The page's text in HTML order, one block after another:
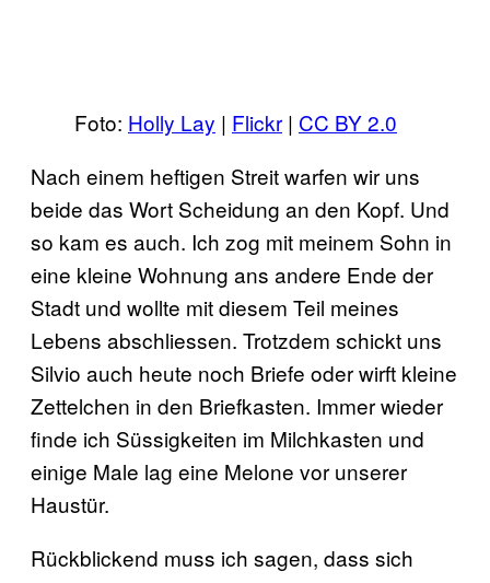
Foto: Holly Lay | Flickr | CC BY 2.0
Nach einem heftigen Streit warfen wir uns
beide das Wort Scheidung an den Kopf. Und
so kam es auch. Ich zog mit meinem Sohn in
eine kleine Wohnung ans andere Ende der
Stadt und wollte mit diesem Teil meines
Lebens abschliessen. Trotzdem schickt uns
Silvio auch heute noch Briefe oder wirft kleine
Zettelchen in den Briefkasten. Immer wieder
finde ich Süssigkeiten im Milchkasten und
einige Male lag eine Melone vor unserer
Haustür.
Rückblickend muss ich sagen, dass sich